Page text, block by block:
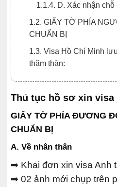
1.1.4. D. Xác nhận chỗ
1.2. GIẤY TỜ PHÍA
CHUẨN BỊ
1.3. Visa Hồ Chí Minh
thăm thân:
Thủ tục hồ sơ xin visa
GIẤY TỜ PHÍA ĐƯƠNG
CHUẨN BỊ
A. Về nhân thân
➡ Khai đơn xin visa Anh
➡ 02 ảnh mới chụp trên